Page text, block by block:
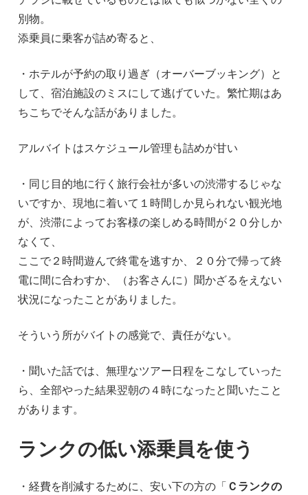
別物。
添乗員に乗客が詰め寄ると、
・ホテルが予約の取り過ぎ（オーバーブッキング）と
して、宿泊施設のミスにして逃げていた。繁忙期はあ
ちこちでそんな話がありました。
アルバイトはスケジュール管理も詰めが甘い
・同じ目的地に行く旅行会社が多いの渋滞するじゃな
いですか、現地に着いて１時間しか見られない観光地
が、渋滞によってお客様の楽しめる時間が２０分しか
なくて、
ここで２時間遊んで終電を逃すか、２０分で帰って終
電に間に合わすか、（お客さんに）聞かざるをえない
状況になったことがありました。
そういう所がバイトの感覚で、責任がない。
・聞いた話では、無理なツアー日程をこなしていった
ら、全部やった結果翌朝の４時になったと聞いたこと
があります。
ランクの低い添乗員を使う
・経費を削減するために、安い下の方の「Ｃランクの